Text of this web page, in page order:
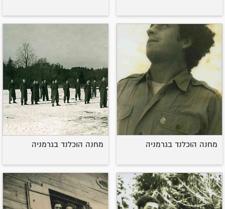
מחנה הוכלנד בגרמניה מחנה הוכלנד בגרמניה